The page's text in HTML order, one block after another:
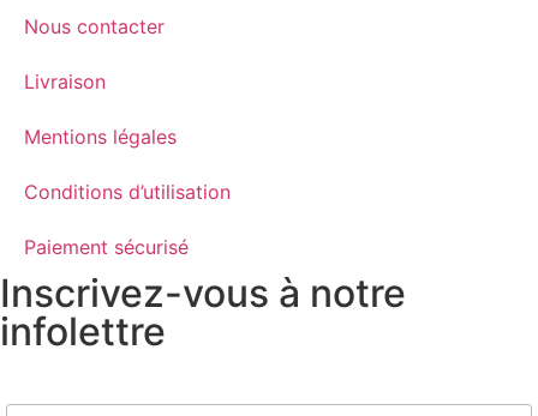
Nous contacter
Livraison
Mentions légales
Conditions d’utilisation
Paiement sécurisé
Inscrivez-vous à notre
infolettre